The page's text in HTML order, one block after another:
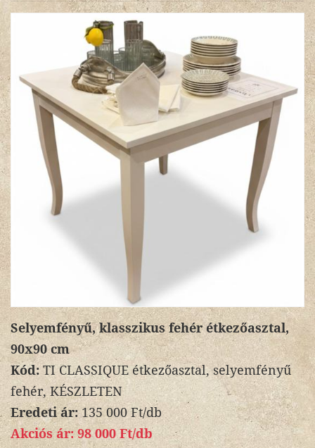
Selyemfényű, klasszikus fehér étkezőasztal,
90x90 cm
Kód: TI CLASSIQUE étkezőasztal, selyemfényű
fehér, KÉSZLETEN
Eredeti ár:135 000 Ft/db
Akciós ár: 98 000 Ft/db